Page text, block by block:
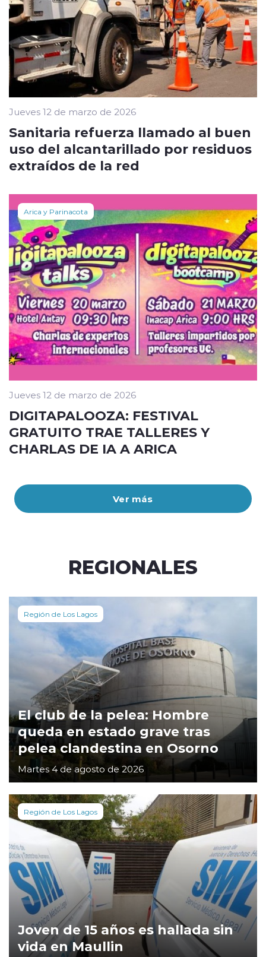
Ver más
Jueves 12 de marzo de 2026
Sanitaria refuerza llamado al buen
uso del alcantarillado por residuos
extraídos de la red
Arica y Parinacota
Jueves 12 de marzo de 2026
DIGITAPALOOZA: FESTIVAL
GRATUITO TRAE TALLERES Y
CHARLAS DE IA A ARICA
REGIONALES
Región de Los Lagos
El club de la pelea: Hombre
queda en estado grave tras
pelea clandestina en Osorno
Martes 4 de agosto de 2026
Región de Los Lagos
Joven de 15 años es hallada sin
vida en Maullin